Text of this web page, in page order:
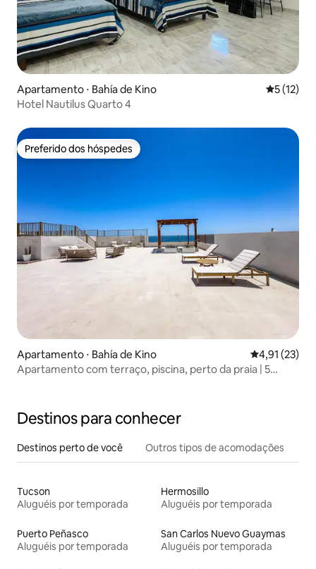
Apartamento ⋅ Bahía de Kino 5 de uma
5 (12)
Hotel Nautilus Quarto 4
Preferido dos hóspedes
Preferido dos hóspedes
Apartamento ⋅ Bahía de Kino 4,91 de uma
4,91 (23)
Apartamento com terraço, piscina, perto da praia | 5
Destinos para conhecer
Destinos perto de você Outros tipos de acomodações
Tucson
Aluguéis por temporada
Hermosillo
Aluguéis por temporada
Puerto Peñasco
Aluguéis por temporada
San Carlos Nuevo Guaymas
Aluguéis por temporada